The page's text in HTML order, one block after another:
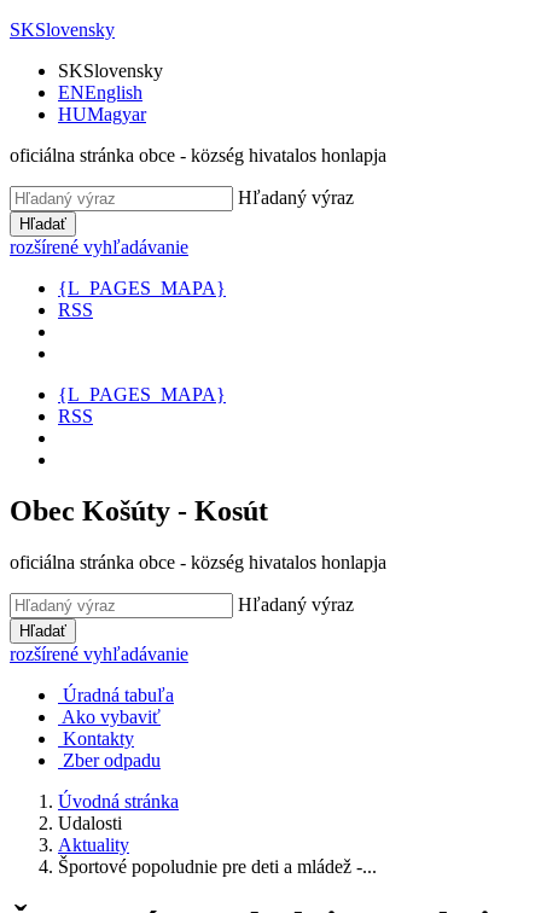
SKSlovensky
SKSlovensky
ENEnglish
HUMagyar
oficiálna stránka obce - község hivatalos honlapja
Hľadaný výraz
Hľadať
rozšírené vyhľadávanie
{L_PAGES_MAPA}
RSS
{L_PAGES_MAPA}
RSS
Obec Košúty - Kosút
oficiálna stránka obce - község hivatalos honlapja
Hľadaný výraz
Hľadať
rozšírené vyhľadávanie
Úradná tabuľa
Ako vybaviť
Kontakty
Zber odpadu
Úvodná stránka
Udalosti
Aktuality
Športové popoludnie pre deti a mládež -...